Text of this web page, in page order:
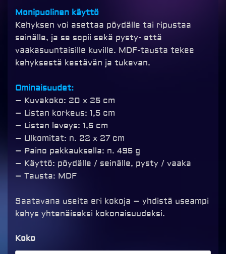
Monipuolinen käyttö
Kehyksen voi asettaa pöydälle tai ripustaa
seinälle, ja se sopii sekä pysty- että
vaakasuuntaisille kuville. MDF-tausta tekee
kehyksestä kestävän ja tukevan.
Ominaisuudet:
– Kuvakoko: 20 x 25 cm
– Listan korkeus: 1,5 cm
– Listan leveys: 1,5 cm
– Ulkomitat: n. 22 x 27 cm
– Paino pakkauksella: n. 495 g
– Käyttö: pöydälle / seinälle, pysty / vaaka
– Tausta: MDF
Saatavana useita eri kokoja – yhdistä useampi
kehys yhtenäiseksi kokonaisuudeksi.
Koko
Vivan
6